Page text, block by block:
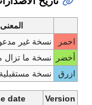
Supported until